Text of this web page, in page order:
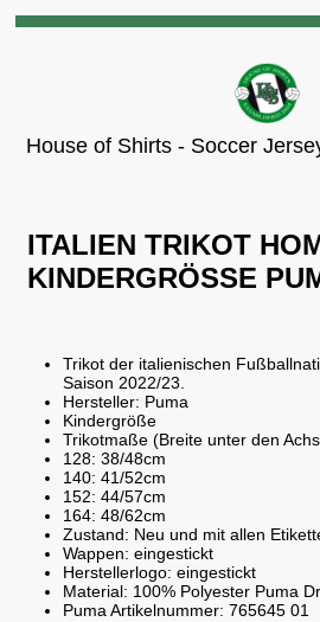
ITALIEN TRIKOT
KINDERGRÖSSE
Trikot der italienischen
Saison 2022/23.
Hersteller: Puma
Kindergröße
Trikotmaße (Breite unter den
128: 38/48cm
140: 41/52cm
152: 44/57cm
164: 48/62cm
Zustand: Neu und mit allen
Wappen: eingestickt
Herstellerlogo: eingestickt
Material: 100% Polyester Puma
Puma Artikelnummer: 765645 01